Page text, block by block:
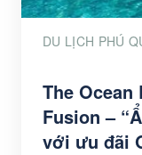
DU LỊCH PHÚ
The
Fusion –
với ưu đãi